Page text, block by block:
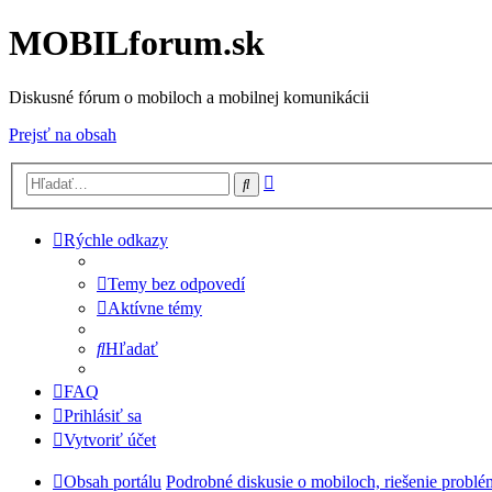
MOBILforum.sk
Diskusné fórum o mobiloch a mobilnej komunikácii
Prejsť na obsah
Hľadať
Rýchle odkazy
Temy bez odpovedí
Aktívne témy
Hľadať
FAQ
Prihlásiť sa
Vytvoriť účet
Obsah portálu Podrobné diskusie o mobiloch, riešenie